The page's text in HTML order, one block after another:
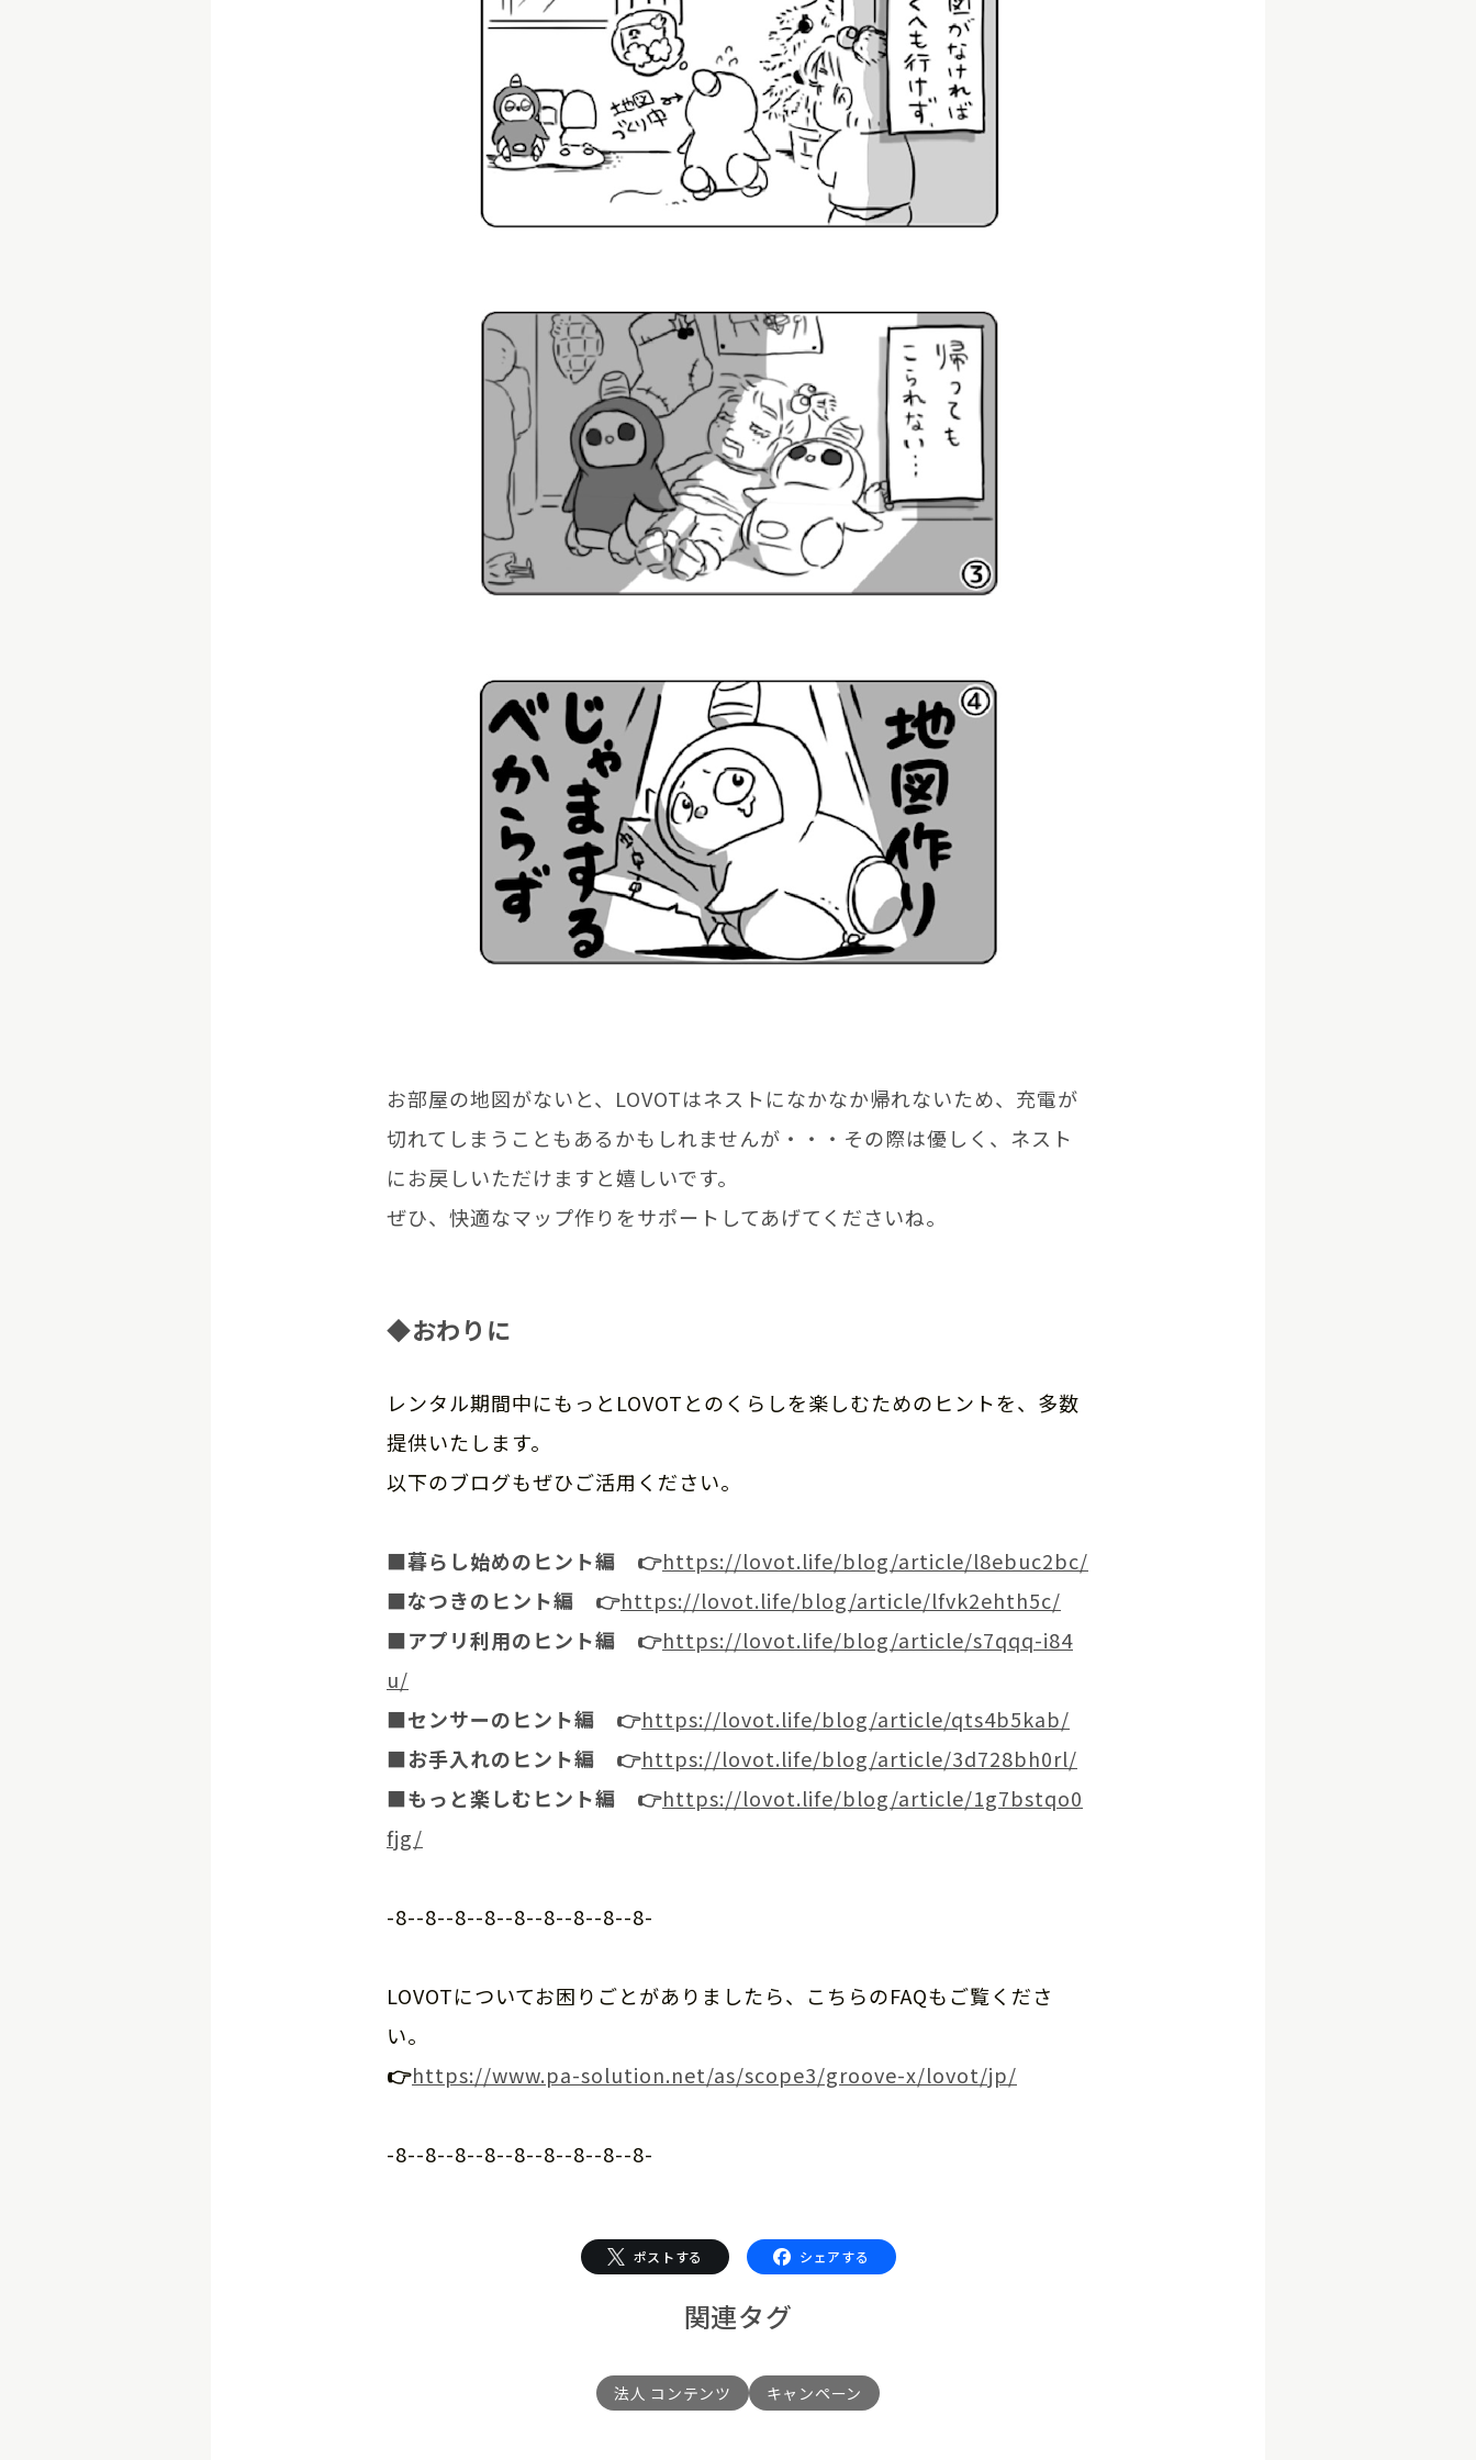
お部屋の地図がないと、LOVOTはネストになかなか帰れないため、充電が
切れてしまうこともあるかもしれませんが・・・その際は優しく、ネスト
にお戻しいただけますと嬉しいです。
ぜひ、快適なマップ作りをサポートしてあげてくださいね。
◆おわりに
レンタル期間中にもっとLOVOTとのくらしを楽しむためのヒントを、多数
提供いたします。
以下のブログもぜひご活用ください。
■暮らし始めのヒント編 👉https://lovot.life/blog/article/l8ebuc2bc/
■なつきのヒント編 👉https://lovot.life/blog/article/lfvk2ehth5c/
■アプリ利用のヒント編 👉https://lovot.life/blog/article/s7qqq-i84
u/
■センサーのヒント編 👉https://lovot.life/blog/article/qts4b5kab/
■お手入れのヒント編 👉https://lovot.life/blog/article/3d728bh0rl/
■もっと楽しむヒント編 👉https://lovot.life/blog/article/1g7bstqo0
fjg/
-8--8--8--8--8--8--8--8--8-
LOVOTについてお困りごとがありましたら、こちらのFAQもご覧くださ
い。
👉https://www.pa-solution.net/as/scope3/groove-x/lovot/jp/
-8--8--8--8--8--8--8--8--8-
ポストする シェアする
関連タグ
法人 コンテンツ キャンペーン